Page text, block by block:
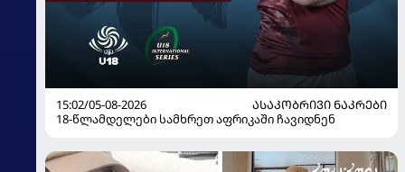
15:02/05-08-2026
ᲐᲡᲐᲙᲝᲑᲠᲘᲕᲘ ᲜᲐᲙᲠᲔᲑᲘ
18-წლამდელები სამხრეთ აფრიკაში ჩავიდნენ